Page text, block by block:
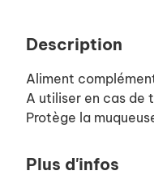
Description
Aliment
A utiliser en cas de
Protège la
Plus d'infos